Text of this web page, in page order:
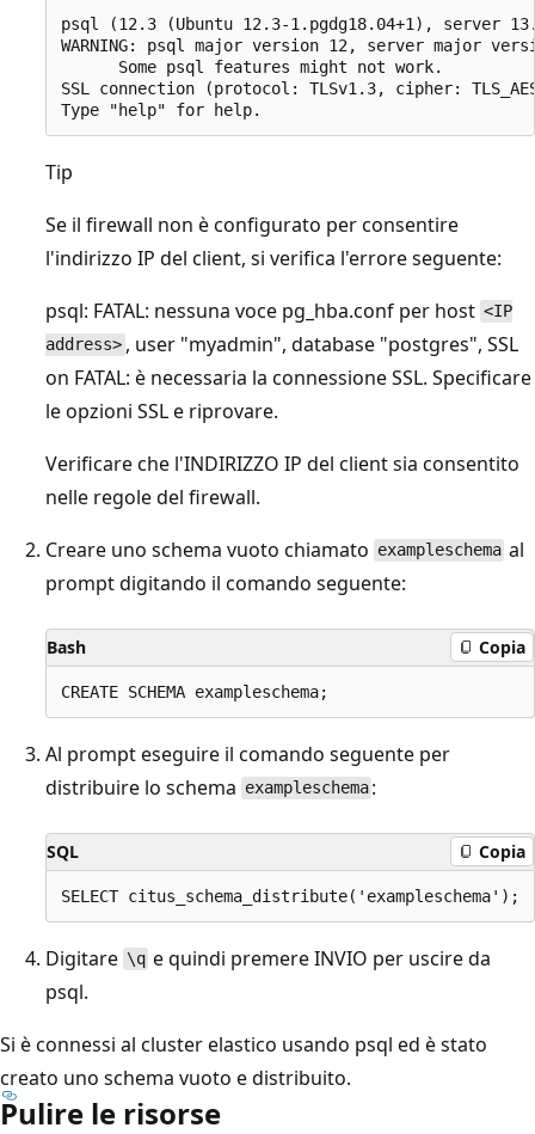
psql (12.3 (Ubuntu 12.3-1.pgdg18.04+1), server
WARNING: psql major version 12, server major
      Some psql features might not work.
SSL connection (protocol: TLSv1.3, cipher:
Tip
Se il firewall non è configurato per consentire
l'indirizzo IP del client, si verifica l'errore seguente:
psql: FATAL: nessuna voce pg_hba.conf per host <IP
address> , user "myadmin", database "postgres", SSL
on FATAL: è necessaria la connessione SSL. Specificare
le opzioni SSL e riprovare.
Verificare che l'INDIRIZZO IP del client sia consentito
nelle regole del firewall.
Creare uno schema vuoto chiamato exampleschema al
prompt digitando il comando seguente:
Bash Copia
Al prompt eseguire il comando seguente per
distribuire lo schema exampleschema :
SQL Copia
Digitare \q e quindi premere INVIO per uscire da
psql.
Si è connessi al cluster elastico usando psql ed è stato
creato uno schema vuoto e distribuito.
Pulire le risorse